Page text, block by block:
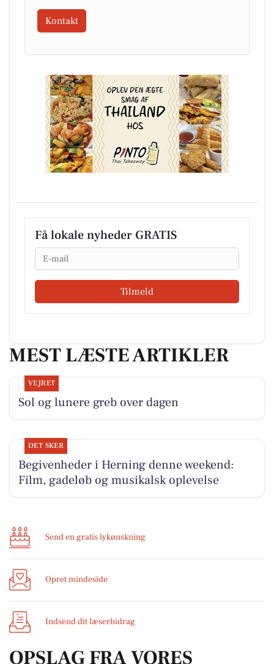
Kontakt
Få lokale nyheder GRATIS
Email
Tilmeld
MEST LÆSTE ARTIKLER
VEJRET
Sol og lunere greb over dagen
DET SKER
Begivenheder i Herning denne weekend:
Film, gadeløb og musikalsk oplevelse
Send en gratis lykønskning
Opret mindeside
Indsend dit læserbidrag
OPSLAG FRA VORES